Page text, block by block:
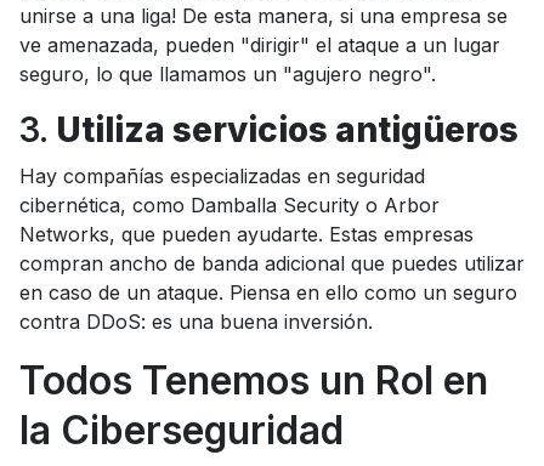
unirse a una liga! De esta manera, si una empresa se
ve amenazada, pueden "dirigir" el ataque a un lugar
seguro, lo que llamamos un "agujero negro".
3. Utiliza servicios antigüeros
Hay compañías especializadas en seguridad
cibernética, como Damballa Security o Arbor
Networks, que pueden ayudarte. Estas empresas
compran ancho de banda adicional que puedes utilizar
en caso de un ataque. Piensa en ello como un seguro
contra DDoS: es una buena inversión.
Todos Tenemos un Rol en
la Ciberseguridad